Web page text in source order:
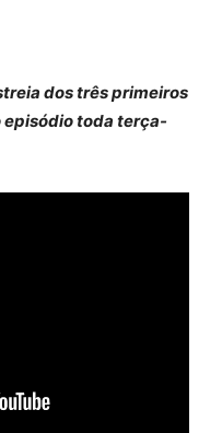
dos três primeiros
episódio toda terça-